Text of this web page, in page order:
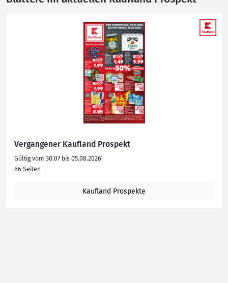
Vergangener Kaufland Prospekt
Gültig vom 30.07 bis 05.08.2026
66 Seiten
Kaufland Prospekte